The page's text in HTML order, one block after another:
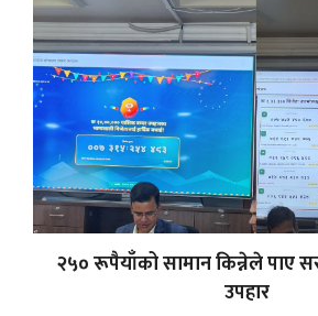
२५० रूपैयाँको सामान किन्नेले पाए
उपहार